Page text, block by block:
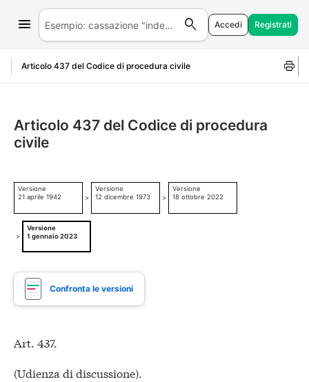
Salta al contenuto Accedi Registrati
Articolo 437 del Codice di procedura civile
Articolo 437 del Codice di procedura
civile
Versione
21 aprile 1942
>
Versione
12 dicembre 1973
>
Versione
18 ottobre 2022
>
Versione
1 gennaio 2023
Confronta le versioni
Art. 437.
(Udienza di discussione).